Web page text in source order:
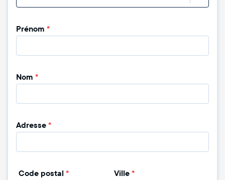
Prénom *
Nom *
Adresse*
Code postal * Ville *